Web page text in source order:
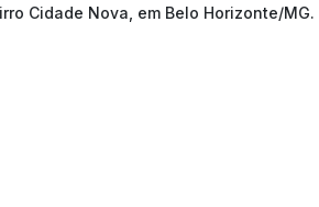
Cidade Nova, em Belo Horizonte/MG.